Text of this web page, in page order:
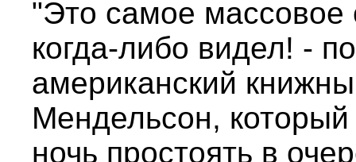
"Это самое массовое
когда-либо видел! -
американский
Мендельсон,
ночь простоять в